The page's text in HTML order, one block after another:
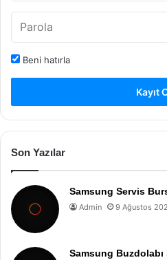
Beni hatırla
Kayıt
Son Yazılar
Samsung Servis
Admin 9 Ağustos
Samsung Buzdolabı